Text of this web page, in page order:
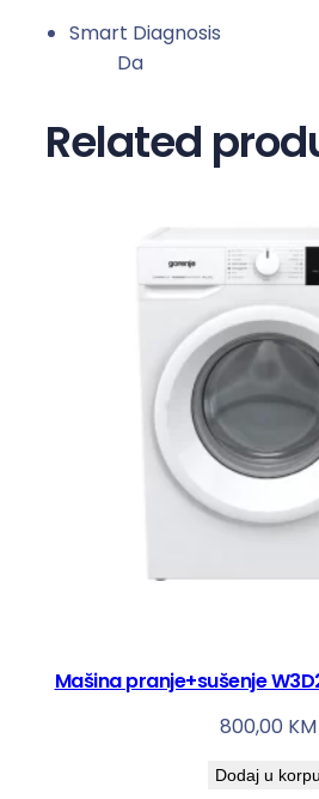
Smart Diagnosis
Da
Related
Mašina pranje+sušenje
800,00 KM
Dodaj u korpu